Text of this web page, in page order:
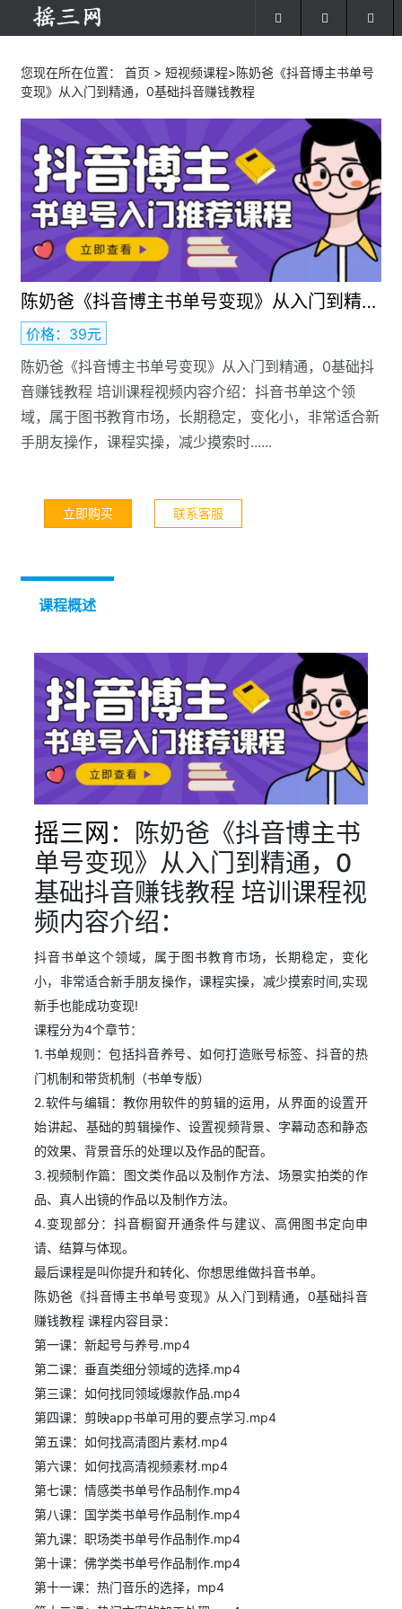
您现在所在位置： 首页 >短视频课程>陈奶爸《抖音博主书单号
变现》从入门到精通，0基础抖音赚钱教程
陈奶爸《抖音博主书单号变现》从入门到精通，0基础抖音赚钱教程
价格：39元
陈奶爸《抖音博主书单号变现》从入门到精通，0基础抖
音赚钱教程 培训课程视频内容介绍：抖音书单这个领
域，属于图书教育市场，长期稳定，变化小，非常适合新
手朋友操作，课程实操，减少摸索时......
立即购买 联系客服
课程概述
摇三网 ：陈奶爸《抖音博主书
单号变现》从入门到精通，0
基础抖音赚钱教程 培训课程视
频内容介绍：
抖音书单这个领域，属于图书教育市场，长期稳定，变化
小，非常适合新手朋友操作，课程实操，减少摸索时间,实现
新手也能成功变现!
课程分为4个章节：
1.书单规则：包括抖音养号、如何打造账号标签、抖音的热
门机制和带货机制（书单专版）
2.软件与编辑：教你用软件的剪辑的运用，从界面的设置开
始讲起、基础的剪辑操作、设置视频背景、字幕动态和静态
的效果、背景音乐的处理以及作品的配音。
3.视频制作篇：图文类作品以及制作方法、场景实拍类的作
品、真人出镜的作品以及制作方法。
4.变现部分：抖音橱窗开通条件与建议、高佣图书定向申
请、结算与体现。
最后课程是叫你提升和转化、你想思维做抖音书单。
陈奶爸《抖音博主书单号变现》从入门到精通，0基础抖音
赚钱教程 课程内容目录：
第一课：新起号与养号.mp4
第二课：垂直类细分领域的选择.mp4
第三课：如何找同领域爆款作品.mp4
第四课：剪映app书单可用的要点学习.mp4
第五课：如何找高清图片素材.mp4
第六课：如何找高清视频素材.mp4
第七课：情感类书单号作品制作.mp4
第八课：国学类书单号作品制作.mp4
第九课：职场类书单号作品制作.mp4
第十课：佛学类书单号作品制作.mp4
第十一课：热门音乐的选择，mp4